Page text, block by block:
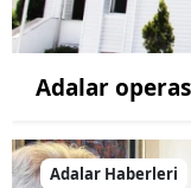
Adalar
Adalar Haberleri